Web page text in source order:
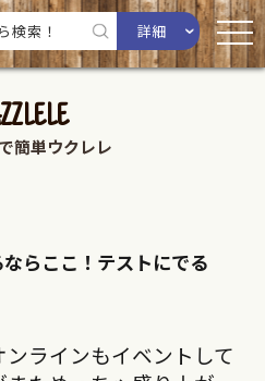
詳細
簡単ウクレレ
らここ！テストにでる
ラインもイベントして